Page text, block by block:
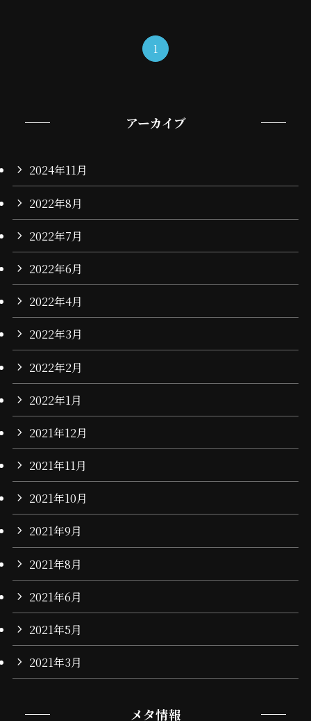
1
アーカイブ
2024年11月
2022年8月
2022年7月
2022年6月
2022年4月
2022年3月
2022年2月
2022年1月
2021年12月
2021年11月
2021年10月
2021年9月
2021年8月
2021年6月
2021年5月
2021年3月
メタ情報